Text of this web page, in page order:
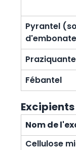
Pyrantel
Fébantel
Excipients
Nom de
Cellulose